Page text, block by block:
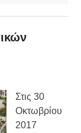
Στις 30
Οκτωβρίου
2017